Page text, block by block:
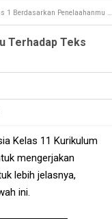
Penelaahanmu Terhadap Teks Prosedur Di Atas, Kerjakan Tugas
Terhadap Teks
Kelas 11 Kurikulum
mengerjakan
lebih jelasnya,
ini.